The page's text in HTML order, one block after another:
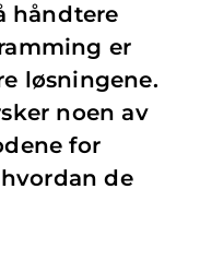
håndtere
er
løsningene.
noen av
for
de